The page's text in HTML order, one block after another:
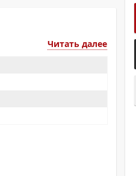
Читать далее